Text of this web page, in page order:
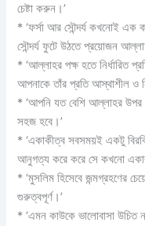
চেষ্টা করুন।’
* ‘ফর্সা আর সৌন্দর্য কখনোই এক
সৌন্দর্য ফুটে উঠতে প্রয়োজন
* ‘আল্লাহর পক্ষ হতে নির্ধারিত
আপনাকে তাঁর প্রতি আস্থাশীল ও
* ‘আপনি যত বেশি আল্লাহর উপর
সহজ হবে।’
* ‘একাকীত্ব সবসময়ই একটু
আনুগত্য করে করে সে কখনো
* ‘মুসলিম হিসেবে জন্মগ্রহণের
গুরুত্বপূর্ণ।’
* ‘এমন কাউকে ভালোবাসা উচিত